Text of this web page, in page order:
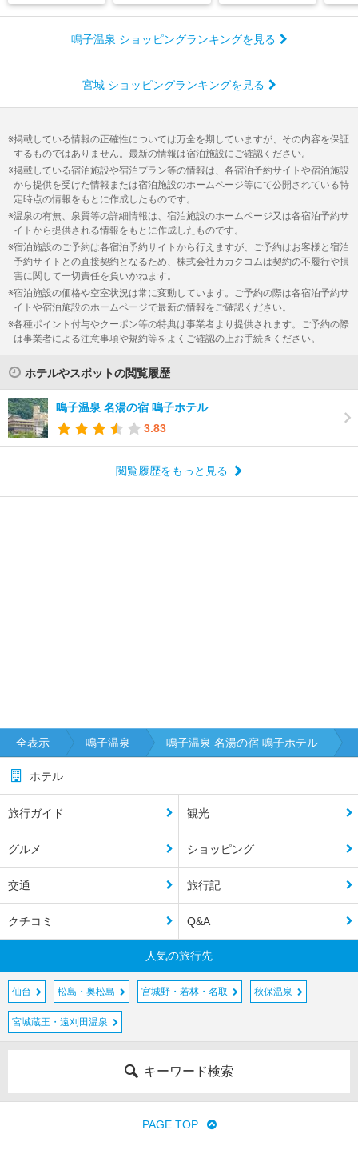
鳴子温泉 ショッピングランキングを見る
宮城 ショッピングランキングを見る
掲載している情報の正確性については万全を期していますが、その内容を保証
するものではありません。最新の情報は宿泊施設にご確認ください。
掲載している宿泊施設や宿泊プラン等の情報は、各宿泊予約サイトや宿泊施設
から提供を受けた情報または宿泊施設のホームページ等にて公開されている特
定時点の情報をもとに作成したものです。
温泉の有無、泉質等の詳細情報は、宿泊施設のホームページ又は各宿泊予約サ
イトから提供される情報をもとに作成したものです。
宿泊施設のご予約は各宿泊予約サイトから行えますが、ご予約はお客様と宿泊
予約サイトとの直接契約となるため、株式会社カカクコムは契約の不履行や損
害に関して一切責任を負いかねます。
宿泊施設の価格や空室状況は常に変動しています。ご予約の際は各宿泊予約サ
イトや宿泊施設のホームページで最新の情報をご確認ください。
各種ポイント付与やクーポン等の特典は事業者より提供されます。ご予約の際
は事業者による注意事項や規約等をよくご確認の上お手続きください。
ホテルやスポットの閲覧履歴
鳴子温泉 名湯の宿 鳴子ホテル
3.83
閲覧履歴をもっと見る
全表示 鳴子温泉 鳴子温泉 名湯の宿 鳴子ホテル
ホテル
旅行ガイド 観光
グルメ ショッピング
交通 旅行記
クチコミ Q&A
人気の旅行先
仙台 松島・奥松島 宮城野・若林・名取 秋保温泉
宮城蔵王・遠刈田温泉
キーワード検索
PAGE TOP